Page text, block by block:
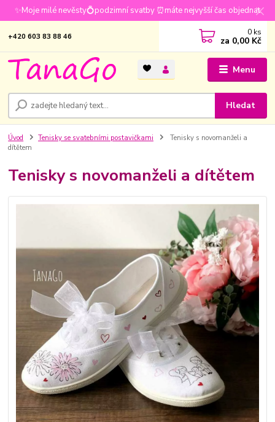
✨Moje milé nevěsty💍podzimní svatby ⏰máte nejvyšší čas objednat
Menu
Hledat
+420 603 83 88 46 0 ks
za 0,00 Kč
Úvod Tenisky se svatebními postavičkami
Tenisky s novomanželi a
dítětem
Tenisky s novomanželi a dítětem